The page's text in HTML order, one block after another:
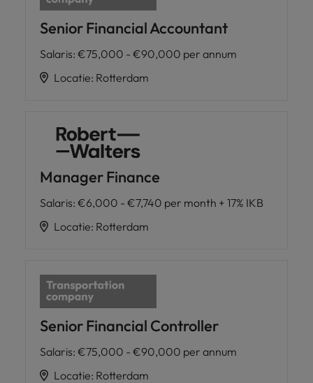
Senior Financial Accountant
Salaris: €75,000 - €90,000 per annum
Locatie: Rotterdam
Manager Finance
Salaris: €6,000 - €7,740 per month + 17% IKB
Locatie: Rotterdam
Senior Financial Controller
Salaris: €75,000 - €90,000 per annum
Locatie: Rotterdam